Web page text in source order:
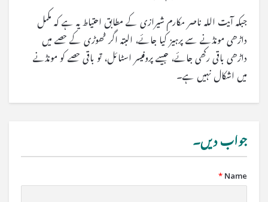
جبکہ آیت اللہ ناصر مکارم شیرازی کے مطابق احتیاط یہ ہے کہ مکمل
داڑھی مونڈنے سے پرہیز کیا جائے، البتہ اگر ٹھوڑی کے حصے میں
داڑھی باقی رکھی جائے، جیسے پروفیسر اسٹائل، تو باقی حصے کو مونڈنے
میں اشکال نہیں ہے۔
جواب دیں۔
Name
*